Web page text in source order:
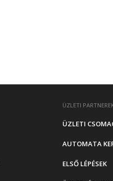
ÜZLETI
ÜZLETI
AUTOMATA
ELSŐ LÉPÉSEK